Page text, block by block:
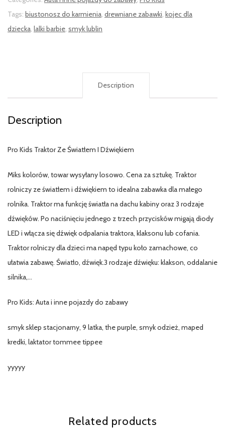
Tags: biustonosz do karmienia, drewniane zabawki, kojec dla
dziecka, lalki barbie, smyk lublin
Description
Description
Pro Kids Traktor Ze Światłem I Dźwiękiem
Miks kolorów, towar wysyłany losowo. Cena za sztukę. Traktor
rolniczy ze światłem i dźwiękiem to idealna zabawka dla małego
rolnika. Traktor ma funkcję światła na dachu kabiny oraz 3 rodzaje
dźwięków. Po naciśnięciu jednego z trzech przycisków migają diody
LED i włącza się dźwięk odpalania traktora, klaksonu lub cofania.
Traktor rolniczy dla dzieci ma napęd typu koło zamachowe, co
ułatwia zabawę. Światło, dźwięk.3 rodzaje dźwięku: klakson, oddalanie
silnika,…
Pro Kids: Auta i inne pojazdy do zabawy
smyk sklep stacjonarny, 9 latka, the purple, smyk odzież, maped
kredki, laktator tommee tippee
yyyyy
Related products